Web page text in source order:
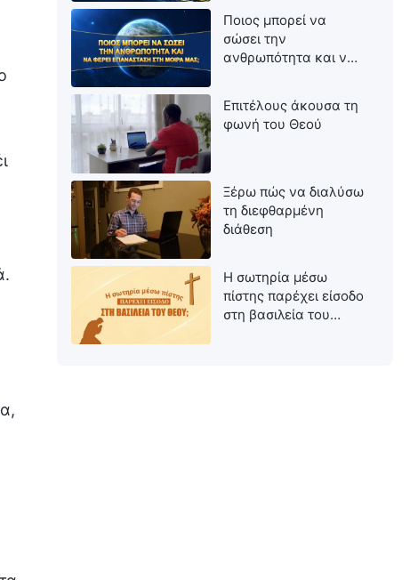
Ποιος μπορεί να
σώσει την
ανθρωπότητα και να
Επιτέλους άκουσα τη
φωνή του Θεού
Ξέρω πώς να διαλύσω
τη διεφθαρμένη
διάθεση
Η σωτηρία μέσω
πίστης παρέχει είσοδο
στη βασιλεία του